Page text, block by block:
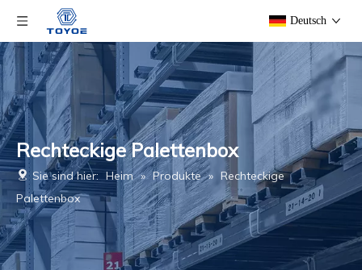
Deutsch
Rechteckige Palettenbox
Sie sind hier: Heim » Produkte » Rechteckige
Palettenbox